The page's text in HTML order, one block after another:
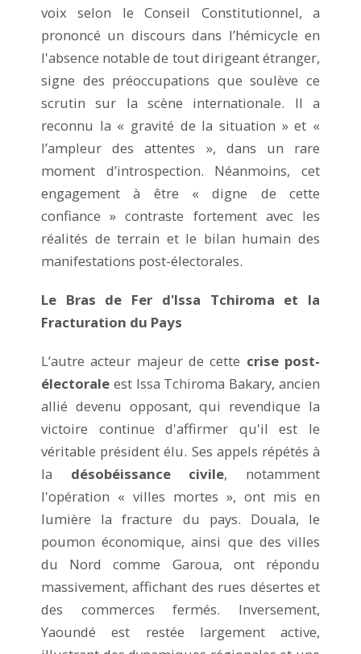
voix selon le Conseil Constitutionnel, a
prononcé un discours dans l’hémicycle en
l'absence notable de tout dirigeant étranger,
signe des préoccupations que soulève ce
scrutin sur la scène internationale. Il a
reconnu la « gravité de la situation » et «
l’ampleur des attentes », dans un rare
moment d’introspection. Néanmoins, cet
engagement à être « digne de cette
confiance » contraste fortement avec les
réalités de terrain et le bilan humain des
manifestations post-électorales.
Le Bras de Fer d'Issa Tchiroma et la
Fracturation du Pays
L’autre acteur majeur de cette crise post-
électorale est Issa Tchiroma Bakary, ancien
allié devenu opposant, qui revendique la
victoire continue d'affirmer qu'il est le
véritable président élu. Ses appels répétés à
la désobéissance civile, notamment
l'opération « villes mortes », ont mis en
lumière la fracture du pays. Douala, le
poumon économique, ainsi que des villes
du Nord comme Garoua, ont répondu
massivement, affichant des rues désertes et
des commerces fermés. Inversement,
Yaoundé est restée largement active,